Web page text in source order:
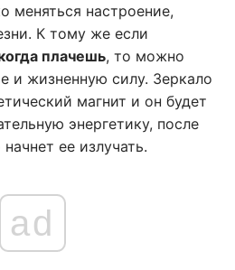
меняться настроение,
К тому же если
плачешь, то можно
и жизненную силу. Зеркало
магнит и он будет
энергетику, после
ее излучать.
ad